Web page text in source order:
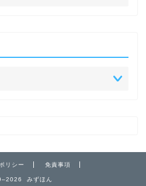
リシー 免責事項
みずほん